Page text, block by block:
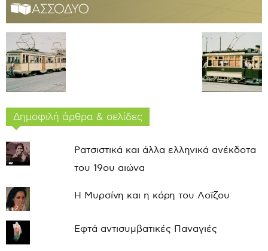
Δημοφιλή άρθρα & σελίδες
Ρατσιστικά και άλλα ελληνικά ανέκδοτα
του 19ου αιώνα
Η Μυρσίνη και η κόρη του Λοΐζου
Εφτά αντισυμβατικές Παναγιές